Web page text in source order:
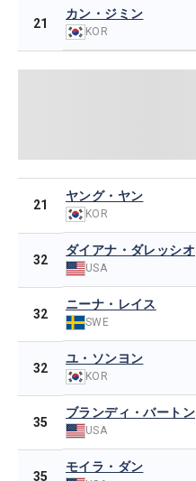
21
カン・ジミン
KOR
21
ヤング・ヤン
KOR
32
ダイアナ・ダレッシオ
USA
32
ニーナ・レイス
SWE
32
ユ・ソンヨン
KOR
35
ブランディ・バートン
USA
35
モイラ・ダン